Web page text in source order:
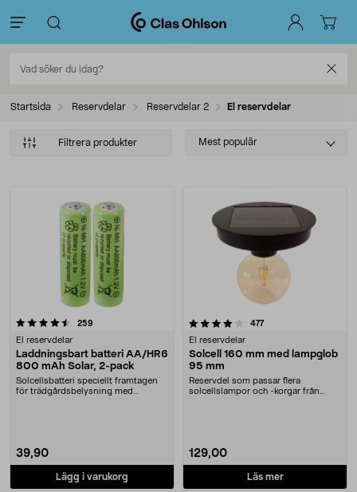
Startsida Reservdelar Reservdelar 2 El reservdelar
Filtrera produkter
Select
Mest populär
Produkter
259
El reservdelar
Laddningsbart batteri AA/HR6
800 mAh Solar, 2-pack
Solcellsbatteri speciellt framtagen
för trädgårdsbelysning med
39,90
Lägg i varukorg
4.0 av 5 stjärnor 477recensioner
El reservdelar
Solcell 160 mm med lampglob
95 mm
Reservdel som passar flera
solcellslampor och -korgar från
129,00
Läs mer